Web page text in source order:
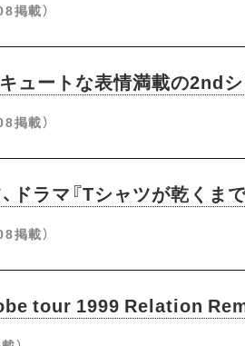
掲載）
ュートな表情満載の2ndシ
掲載）
ドラマ『Tシャツが乾くま
掲載）
tour 1999 Relation